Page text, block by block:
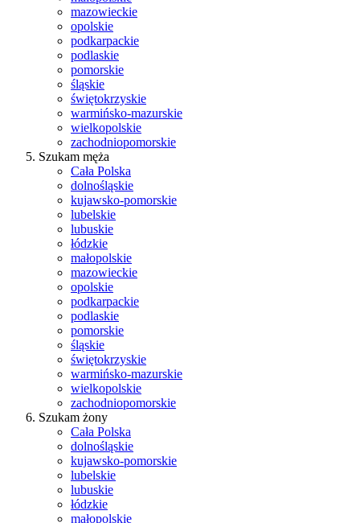
mazowieckie
opolskie
podkarpackie
podlaskie
pomorskie
śląskie
świętokrzyskie
warmińsko-mazurskie
wielkopolskie
zachodniopomorskie
Szukam męża
Cała Polska
dolnośląskie
kujawsko-pomorskie
lubelskie
lubuskie
łódzkie
małopolskie
mazowieckie
opolskie
podkarpackie
podlaskie
pomorskie
śląskie
świętokrzyskie
warmińsko-mazurskie
wielkopolskie
zachodniopomorskie
Szukam żony
Cała Polska
dolnośląskie
kujawsko-pomorskie
lubelskie
lubuskie
łódzkie
małopolskie